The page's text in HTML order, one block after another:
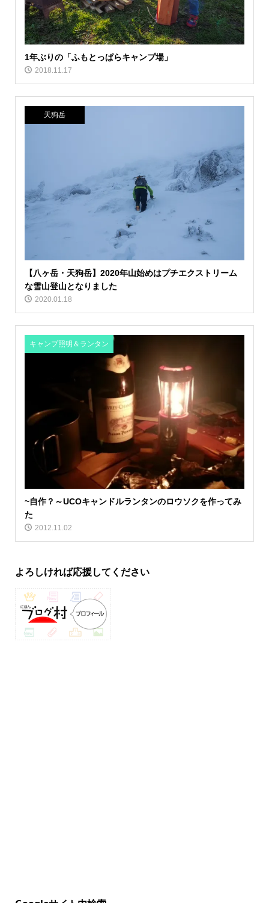
1年ぶりの「ふもとっぱらキャンプ場」
2018.11.17
天狗岳
【八ヶ岳・天狗岳】2020年山始めはプチエクストリーム
な雪山登山となりました
2020.01.18
キャンプ照明＆ランタン
~自作？～UCOキャンドルランタンのロウソクを作ってみ
た
2012.11.02
よろしければ応援してください